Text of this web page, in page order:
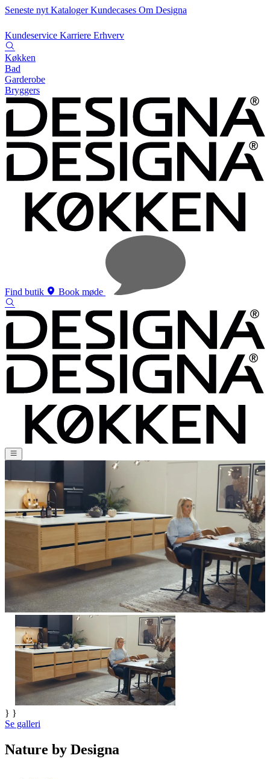
Seneste nyt KatalogerKundecases Om Designa
Kundeservice Karriere Erhverv
Køkken
Bad
Garderobe
Bryggers
Find butik Book møde
} }
Se galleri
Nature by Designa